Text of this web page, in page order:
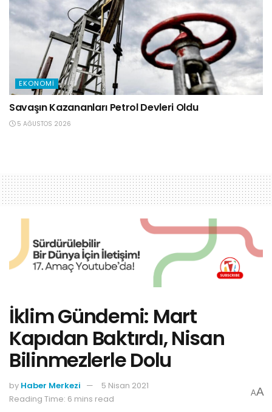
EKONOMI
Savaşın Kazananları Petrol Devleri Oldu
5 AĞUSTOS 2026
İklim Gündemi: Mart
Kapıdan Baktırdı, Nisan
Bilinmezlerle Dolu
by Haber Merkezi
5 Nisan 2021
Reading Time: 6 mins read
AA